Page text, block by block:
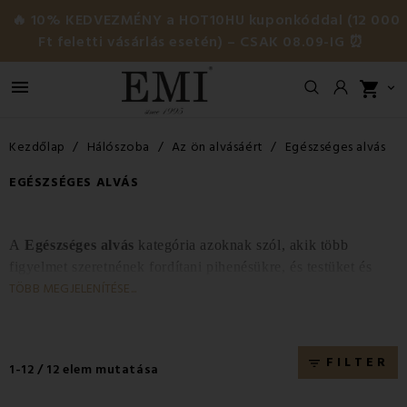
🔥 10% KEDVEZMÉNY a HOT10HU kuponkóddal (12 000
Ft feletti vásárlás esetén) – CSAK 08.09-IG ⏰
 shopping_cart 
Kezdőlap Hálószoba Az ön alvásáért
Egészséges alvás
EGÉSZSÉGES ALVÁS
A Egészséges alvás kategória azoknak szól, akik több
lelküket valódi regenerációval kényeztetni. Az alvás minősége
szervezet általános egyensúlyát. Ebben a kategóriában
TÖBB MEGJELENÍTÉSE...
filter_list FILTER
1-12 / 12 elem mutatása